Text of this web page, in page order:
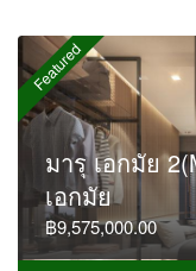
Featured
มารุ เอกมัย
เอกมัย
฿9,575,000.00